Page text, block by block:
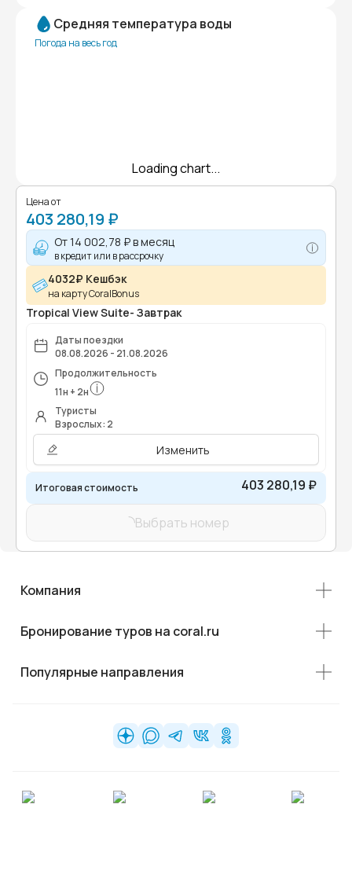
Средняя температура воды
Погода на весь год
Loading chart...
Цена от
403 280,19 ₽
От14 002,78 ₽в месяц
в кредит или в рассрочку
4032₽ Кешбэк
на карту CoralBonus
Tropical View Suite- Завтрак
Даты поездки
08.08.2026 - 21.08.2026
Продолжительность
11н + 2н
Туристы
Взрослых: 2
Изменить
Итоговая стоимость 403 280,19 ₽
Выбрать номер
Компания
Бронирование туров на coral.ru
Популярные направления